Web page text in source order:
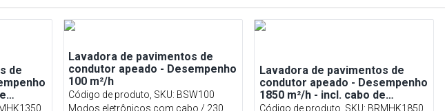
de
Lavadora de pavimentos de
condutor apeado - Desempenho
100 m²/h
Código de produto, SKU: BSW100
Modos eletrônicos com cabo / 230
Lavadora de pavimentos de
condutor apeado - Desempenho
1850 m²/h - incl. cabo de
carregamento
Código de produto, SKU: BRMHK1850